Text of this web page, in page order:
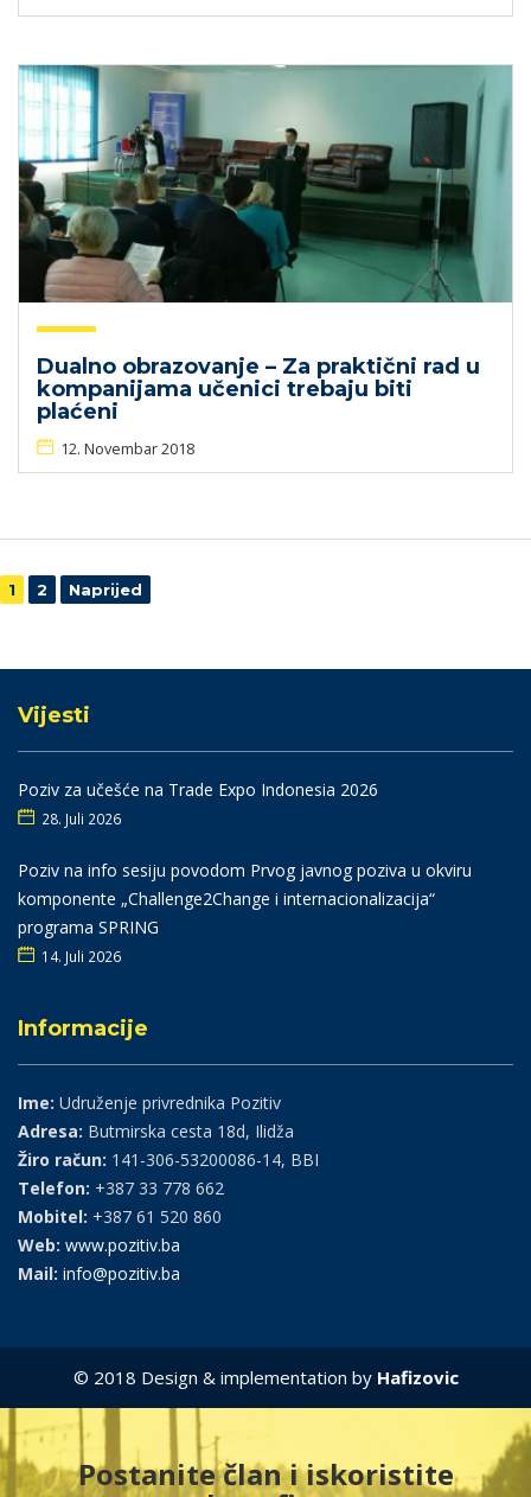
Dualno obrazovanje – Za praktični rad u
kompanijama učenici trebaju biti
plaćeni
12. Novembar 2018
Navigacija
1 2 Naprijed
Vijesti
Poziv za učešće na Trade Expo Indonesia 2026
28. Juli 2026
Poziv na info sesiju povodom Prvog javnog poziva u okviru
komponente „Challenge2Change i internacionalizacija“
programa SPRING
14. Juli 2026
Informacije
Ime: Udruženje privrednika Pozitiv
Adresa: Butmirska cesta 18d, Ilidža
Žiro račun: 141-306-53200086-14, BBI
Telefon: +387 33 778 662
Mobitel: +387 61 520 860
Web: www.pozitiv.ba
Mail: info@pozitiv.ba
© 2018 Design & implementation by Hafizovic
Postanite član i iskoristite